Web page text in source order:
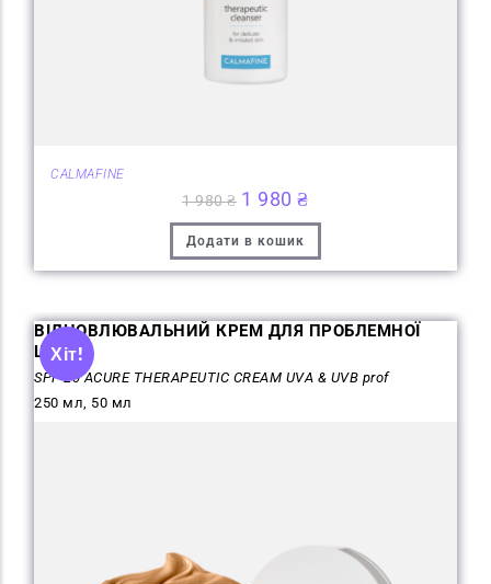
CALMAFINE
1 980₴ 1 980₴
Додати в кошик
Хіт!
ВІДНОВЛЮВАЛЬНИЙ КРЕМ ДЛЯ ПРОБЛЕМНОЇ
ШКІРИ
SPF-20 ACURE THERAPEUTIC CREAM UVA & UVB prof
250 мл, 50 мл